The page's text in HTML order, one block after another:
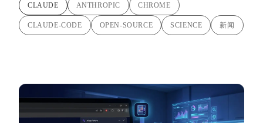
CLAUDE ANTHROPIC CHROME
CLAUDE-CODE OPEN-SOURCE SCIENCE 新闻